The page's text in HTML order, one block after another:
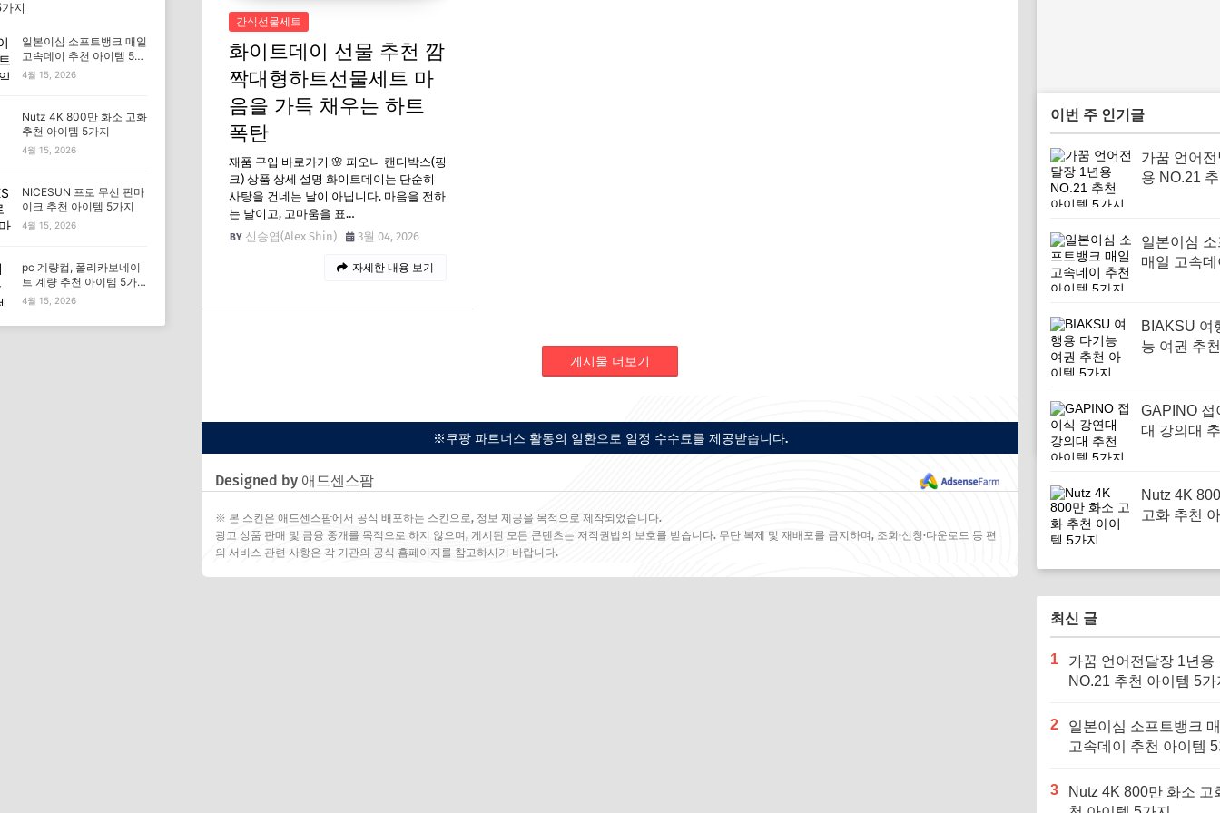
간식선물세트
화이트데이 선물 추천 깜
짝대형하트선물세트 마
음을 가득 채우는 하트
폭탄
재품 구입 바로가기 🌸 피오니 캔디박스(핑
크) 상품 상세 설명 화이트데이는 단순히
사탕을 건네는 날이 아닙니다. 마음을 전하
는 날이고, 고마움을 표…
신승엽(Alex Shin)
3월 04, 2026
자세한 내용 보기
게시물 더보기
※쿠팡 파트너스 활동의 일환으로 일정 수수료를 제공받습니다.
Designed by 애드센스팜
※ 본 스킨은 애드센스팜에서 공식 배포하는 스킨으로, 정보 제공을 목적으로 제작되었습니다.
광고 상품 판매 및 금융 중개를 목적으로 하지 않으며, 게시된 모든 콘텐츠는 저작권법의 보호를 받습니다. 무단 복제 및 재배포를 금지하며, 조회·신청·다운로드 등 편
의 서비스 관련 사항은 각 기관의 공식 홈페이지를 참고하시기 바랍니다.
이번 주 인기글
가꿈 언어
용 NO.21
일본이심
매일 고속
BIAKSU 여
능 여권 추
GAPINO 접
대 강의대
Nutz 4K
고화 추천
최신 글
1
가꿈 언어전달장 1년용
NO.21 추천 아이템 5가
2
일본이심 소프트뱅크
고속데이 추천 아이템
3
Nutz 4K 800만 화소 고
지
일본이심 소프트뱅크 매일
고속데이 추천 아이템 5가
지
4월 15, 2026
Nutz 4K 800만 화소 고화
추천 아이템 5가지
4월 15, 2026
NICESUN 프로 무선 핀마
이크 추천 아이템 5가지
4월 15, 2026
pc 계량컵, 폴리카보네이
트 계량 추천 아이템 5가
지
4월 15, 2026